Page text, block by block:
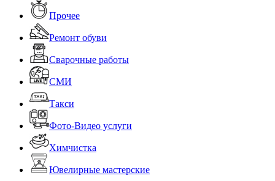
Прочее
Ремонт обуви
Сварочные работы
СМИ
Такси
Фото-Видео услуги
Химчистка
Ювелирные мастерские